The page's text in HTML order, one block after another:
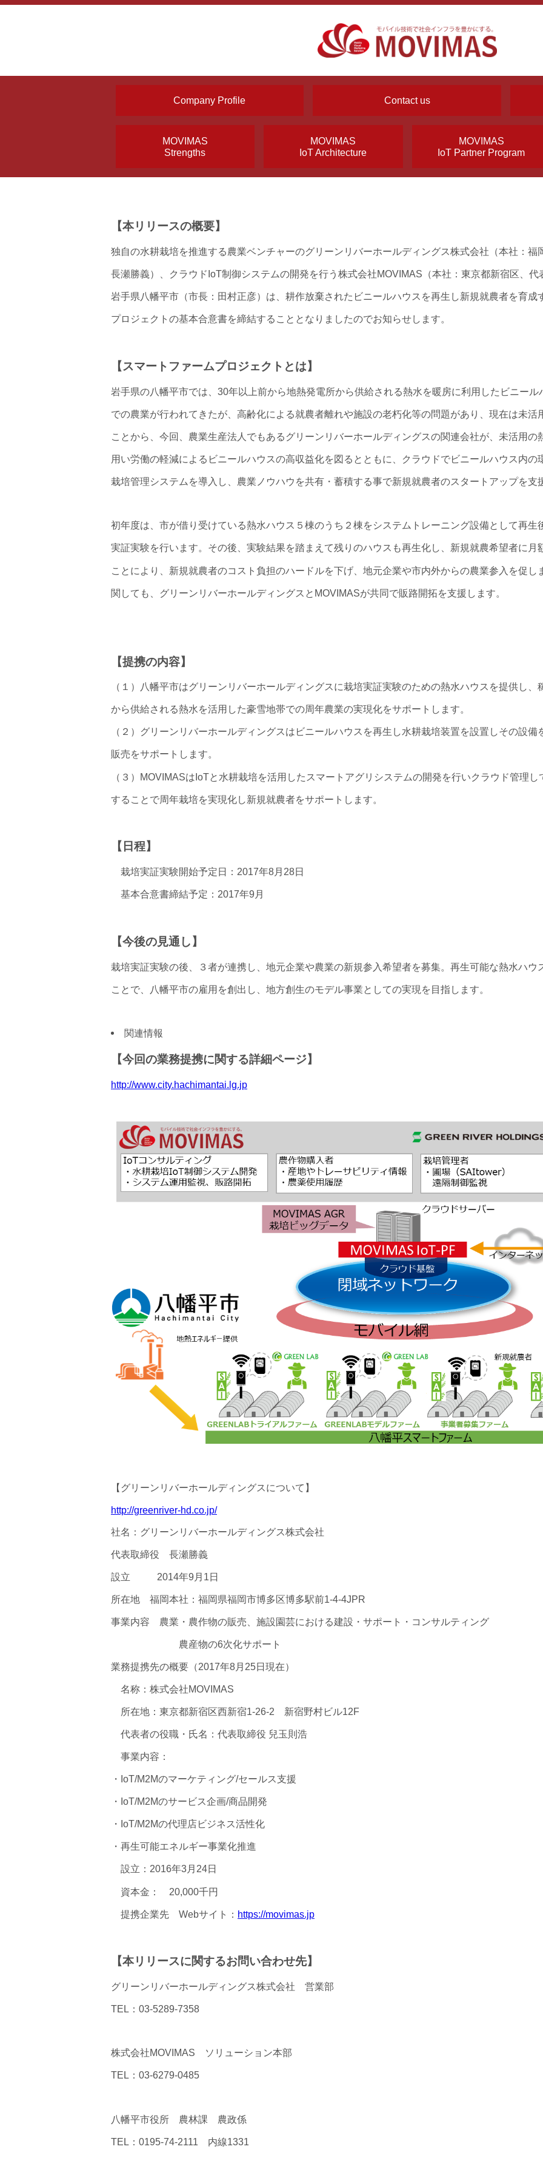
Company Profile Contact us
MOVIMAS
Strengths
MOVIMAS
IoT Architecture
MOVIMAS
IoT Partner Program
【本リリースの概要】
独自の水耕栽培を推進する農業ベンチャーのグリーンリバーホールディングス株式会社（本社：福
長瀬勝義）、クラウドIoT制御システムの開発を行う株式会社MOVIMAS（本社：東京都新宿区、代
岩手県八幡平市（市長：田村正彦）は、耕作放棄されたビニールハウスを再生し新規就農者を育成
プロジェクトの基本合意書を締結することとなりましたのでお知らせします。
【スマートファームプロジェクトとは】
岩手県の八幡平市では、30年以上前から地熱発電所から供給される熱水を暖房に利用したビニール
での農業が行われてきたが、高齢化による就農者離れや施設の老朽化等の問題があり、現在は未活
ことから、今回、農業生産法人でもあるグリーンリバーホールディングスの関連会社が、未活用の
用い労働の軽減によるビニールハウスの高収益化を図るとともに、クラウドでビニールハウス内の
栽培管理システムを導入し、農業ノウハウを共有・蓄積する事で新規就農者のスタートアップを支
初年度は、市が借り受けている熱水ハウス５棟のうち２棟をシステムトレーニング設備として再生
実証実験を行います。その後、実験結果を踏まえて残りのハウスも再生化し、新規就農希望者に月
ことにより、新規就農者のコスト負担のハードルを下げ、地元企業や市内外からの農業参入を促し
関しても、グリーンリバーホールディングスとMOVIMASが共同で販路開拓を支援します。
【提携の内容】
（１）八幡平市はグリーンリバーホールディングスに栽培実証実験のための熱水ハウスを提供し
から供給される熱水を活用した豪雪地帯での周年農業の実現化をサポートします。
（２）グリーンリバーホールディングスはビニールハウスを再生し水耕栽培装置を設置しその設備
販売をサポートします。
（３）MOVIMASはIoTと水耕栽培を活用したスマートアグリシステムの開発を行いクラウド管理
することで周年栽培を実現化し新規就農者をサポートします。
【日程】
栽培実証実験開始予定日：2017年8月28日
基本合意書締結予定：2017年9月
【今後の見通し】
栽培実証実験の後、３者が連携し、地元企業や農業の新規参入希望者を募集。再生可能な熱水ハウ
ことで、八幡平市の雇用を創出し、地方創生のモデル事業としての実現を目指します。
関連情報
【今回の業務提携に関する詳細ページ】
http://www.city.hachimantai.lg.jp
【グリーンリバーホールディングスについて】
http://greenriver-hd.co.jp/
社名：グリーンリバーホールディングス株式会社
代表取締役 長瀬勝義
設立 2014年9月1日
所在地 福岡本社：福岡県福岡市博多区博多駅前1-4-4JPR
事業内容 農業・農作物の販売、施設園芸における建設・サポート・コンサルティング
農産物の6次化サポート
業務提携先の概要（2017年8月25日現在）
名称：株式会社MOVIMAS
所在地：東京都新宿区西新宿1-26-2 新宿野村ビル12F
代表者の役職・氏名：代表取締役 兒玉則浩
事業内容：
・IoT/M2Mのマーケティング/セールス支援
・IoT/M2Mのサービス企画/商品開発
・IoT/M2Mの代理店ビジネス活性化
・再生可能エネルギー事業化推進
設立：2016年3月24日
資本金： 20,000千円
提携企業先 Webサイト： https://movimas.jp
【本リリースに関するお問い合わせ先】
グリーンリバーホールディングス株式会社 営業部
TEL：03-5289-7358
株式会社MOVIMAS ソリューション本部
TEL：03-6279-0485
八幡平市役所 農林課 農政係
TEL：0195-74-2111 内線1331